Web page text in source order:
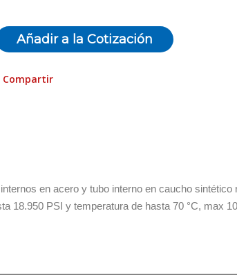
Añadir a la Cotización
Compartir
en acero y tubo interno en caucho
18.950 PSI y temperatura de hasta 70 °C, max